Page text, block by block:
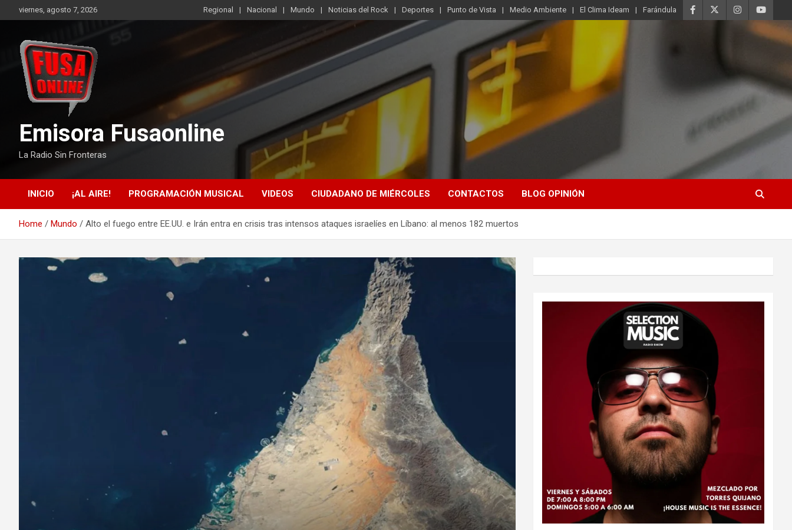
to
viernes, agosto 7, 2026 Regional Nacional Mundo Noticias del Rock Deportes Punto de Vista Medio Ambiente El Clima Ideam Farándula
Emisora Fusaonline
La Radio Sin Fronteras
INICIO ¡AL AIRE! PROGRAMACIÓN MUSICAL VIDEOS CIUDADANO DE MIÉRCOLES CONTACTOS BLOG OPINIÓN
Home Mundo Alto el fuego entre EE.UU. e Irán entra en crisis tras intensos ataques israelíes en Líbano: al menos 182 muertos